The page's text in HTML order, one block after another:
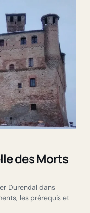
des Morts
Durendal dans
les prérequis et